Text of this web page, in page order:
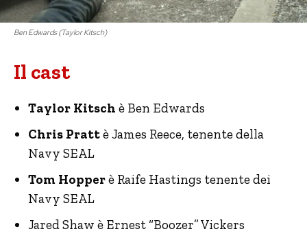
Ben Edwards (Taylor Kitsch)
Il cast
Taylor Kitsch è Ben Edwards
Chris Prattè James Reece, tenente della
Navy SEAL
Tom Hopperè Raife Hastings tenente dei
Navy SEAL
Jared Shaw è Ernest “Boozer” Vickers